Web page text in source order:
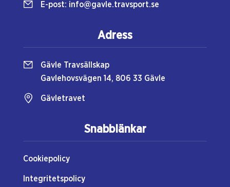
Snabblänkar
Cookiepolicy
Integritetspolicy
E-post: info@gavle.travsport.se
Adress
Gävle Travsällskap
Gavlehovsvägen 14, 806 33 Gävle
Gävletravet